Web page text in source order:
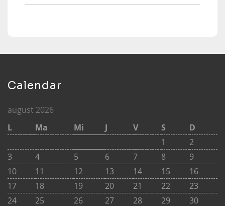
Calendar
august 2026
L
Ma Mi J V S
D
1
2
3
4 5 6 7 8
9
10
11 12 13 14 15
16
17
18 19 20 21 22
23
24
25 26 27 28 29 30